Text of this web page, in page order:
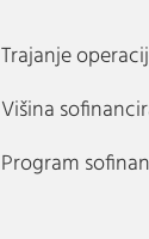
Trajanje
Višina
Program